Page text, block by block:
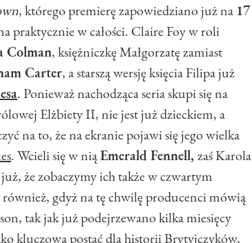
, którego premierę zapowiedziano już na 17
praktycznie w całości. Claire Foy w roli
Colman, księżniczkę Małgorzatę zamiast
Carter, a starszą wersję księcia Filipa już
. Ponieważ nachodząca seria skupi się na
Elżbiety II, nie jest już dzieckiem, a
na to, że na ekranie pojawi się jego wielka
. Wcieli się w niąEmerald Fennell, zaś Karola
że zobaczymy ich także w czwartym
gdyż na tę chwilę producenci mówią
tak jak już podejrzewano kilka miesięcy
kluczowa postać dla historii Brytyjczyków,